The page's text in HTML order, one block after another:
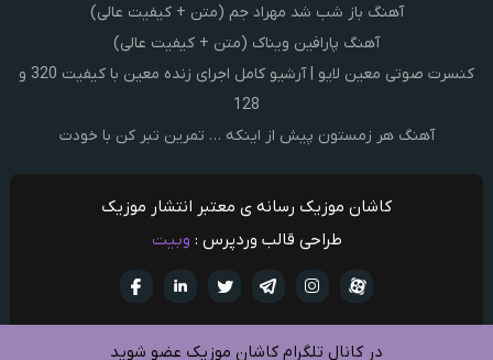
آهنگ باز شب شد مهراد جم (متن + کیفیت عالی)
آهنگ پارافین ویناک (متن + کیفیت عالی)
کنسرت صوتی معین لایو | آرشیو کامل اجرای زنده معین با کیفیت 320 و
128
آهنگ هر زمستون پیش از اینکه … تمرین تبر کن با خودت
کاشان موزیک رسانه ی معتبر انتشار موزیک
طراحی قالب وردپرس : وبیت
تويتر تلگرام
اینستاگرام آپارات
در کانال تلگرام کاشان موزیک عضو شوید